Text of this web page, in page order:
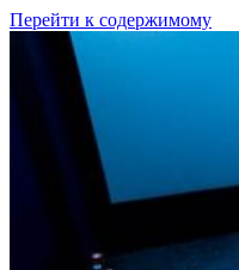
Перейти к содержимому